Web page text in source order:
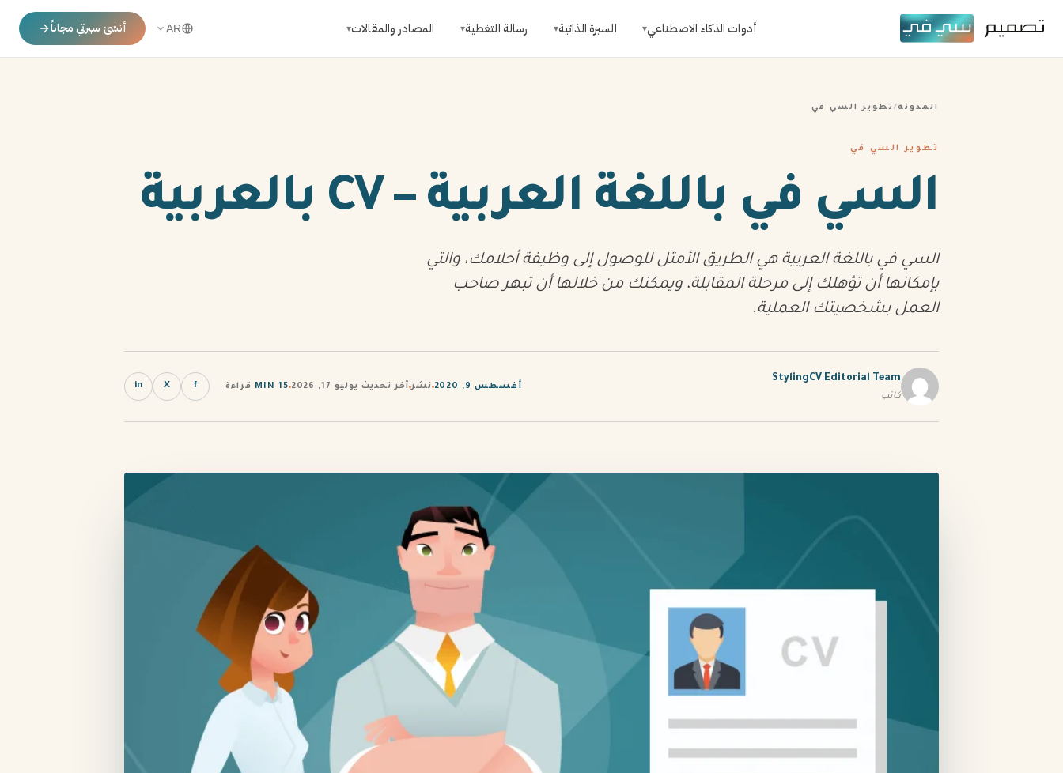
أدوات الذكاء الاصطناعي▾ السيرة الذاتية▾ رسالة التغطية▾ المصادر والمقالات▾
AR أنشئ سيرتي مجاناً
المدونة/تطوير السي في
تطوير السي في
السي في باللغة العربية – CV بالعربية
السي في باللغة العربية هي الطريق الأمثل للوصول إلى وظيفة أحلامك، والتي
بإمكانها أن تؤهلك إلى مرحلة المقابلة، ويمكنك من خلالها أن تبهر صاحب
العمل بشخصيتك العملية.
StylingCV Editorial Team
كاتب
أغسطس 9, 2020 نشر آخر تحديث يوليو 17, 2026 15 MIN قراءة f
X
in